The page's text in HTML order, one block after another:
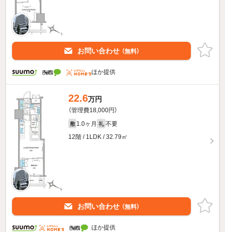
お問い合わせ （無料）
ほか提供
22.6万円
（管理費18,000円）
敷 1.0ヶ月 礼 不要
12階 / 1LDK / 32.79㎡
お問い合わせ （無料）
ほか提供